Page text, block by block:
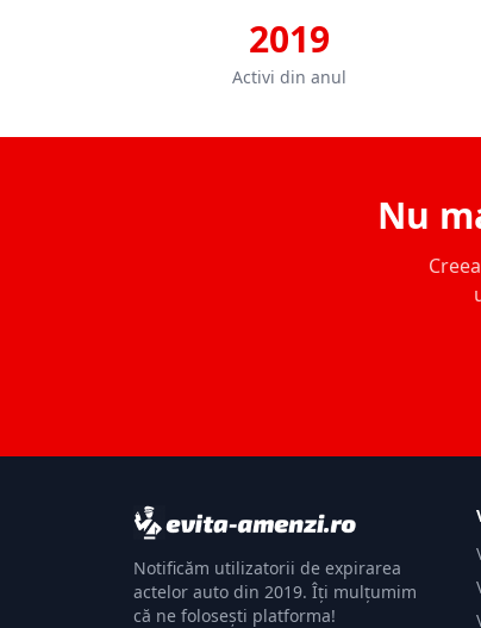
2019
Activi din anul
Nu
Notificăm utilizatorii de expirarea
actelor auto din 2019. Îți mulțumim
că ne folosești platforma!